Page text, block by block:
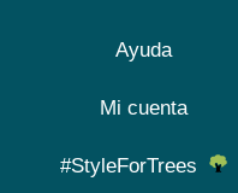
Ayuda
Mi cuenta
#StyleForTrees